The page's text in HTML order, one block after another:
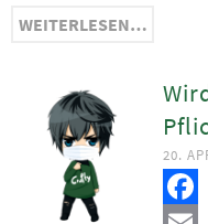
WEITERLESEN…
20.